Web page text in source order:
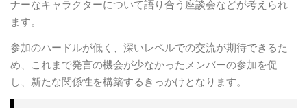
ナーなキャラクターについて語り合う座談会などが考えられ
ます。
参加のハードルが低く、深いレベルでの交流が期待できるた
め、これまで発言の機会が少なかったメンバーの参加を促
し、新たな関係性を構築するきっかけとなります。